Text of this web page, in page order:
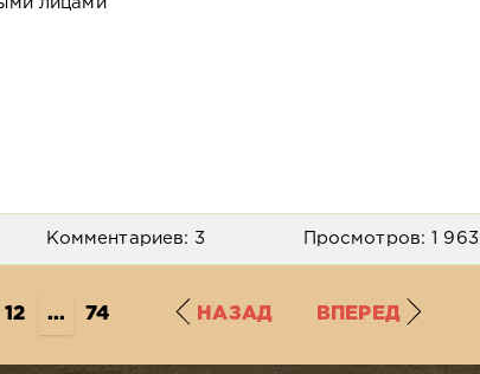
Комментариев: 3 Просмотров: 1 963
12 ... 74 НАЗАД ВПЕРЕД